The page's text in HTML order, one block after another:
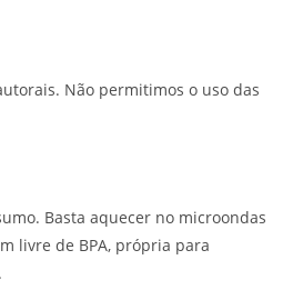
Não permitimos o uso das
Basta aquecer no microondas
livre de BPA, própria para